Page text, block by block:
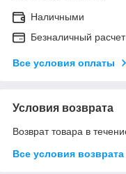
Наличными
Безналичный расчет
Все условия оплаты
Условия возврата
Возврат товара в
Все условия возврата